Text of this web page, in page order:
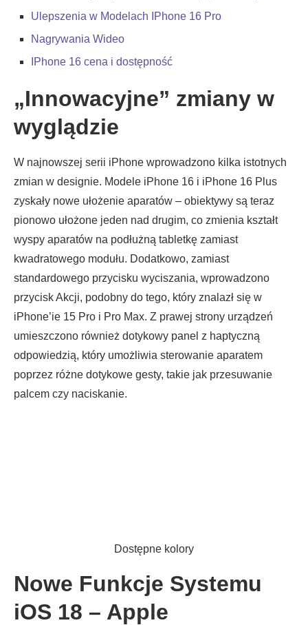
Ulepszenia w Modelach IPhone 16 Pro
Nagrywania Wideo
IPhone 16 cena i dostępność
„Innowacyjne” zmiany w
wyglądzie
W najnowszej serii iPhone wprowadzono kilka istotnych
zmian w designie. Modele iPhone 16 i iPhone 16 Plus
zyskały nowe ułożenie aparatów – obiektywy są teraz
pionowo ułożone jeden nad drugim, co zmienia kształt
wyspy aparatów na podłużną tabletkę zamiast
kwadratowego modułu. Dodatkowo, zamiast
standardowego przycisku wyciszania, wprowadzono
przycisk Akcji, podobny do tego, który znalazł się w
iPhone’ie 15 Pro i Pro Max. Z prawej strony urządzeń
umieszczono również dotykowy panel z haptyczną
odpowiedzią, który umożliwia sterowanie aparatem
poprzez różne dotykowe gesty, takie jak przesuwanie
palcem czy naciskanie.
Dostępne kolory
Nowe Funkcje Systemu
iOS 18 – Apple